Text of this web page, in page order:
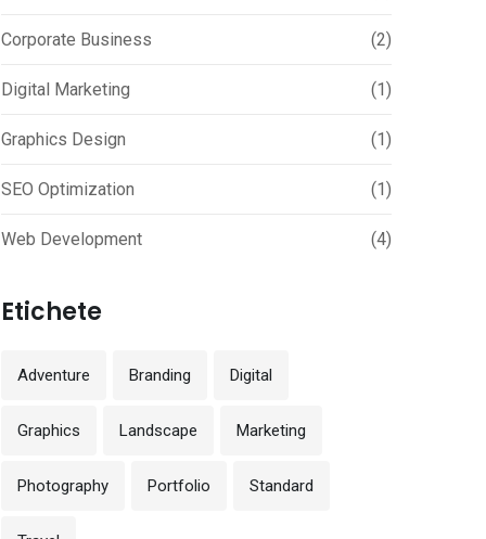
Corporate Business (2)
Digital Marketing (1)
Graphics Design (1)
SEO Optimization (1)
Web Development (4)
Etichete
Adventure Branding Digital
Graphics Landscape Marketing
Photography Portfolio Standard